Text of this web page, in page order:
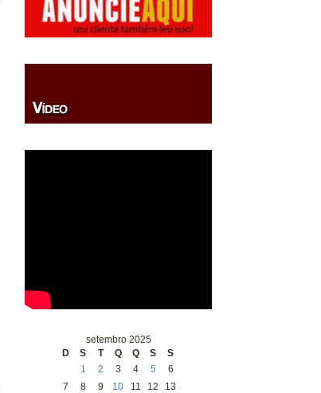
setembro 2025
D
S T Q Q S S
1 2 3 4 5
6
7
8 9 10 11 12
13